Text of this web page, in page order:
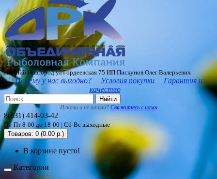
Нижний Новгород ул Гордеевская 75 ИП Пискунов Олег Валерьевич
Почему у нас выгодно? Условия покупки
Гарантия и
качество
Найти
Искали и не нашли? Свяжитесь с нами
8(831) 414-03-42
Пн-Пт 8-00 до 18-00 | Сб-Вс выходные
Товаров: 0 (0.00 р.)
В корзине пусто!
Категории